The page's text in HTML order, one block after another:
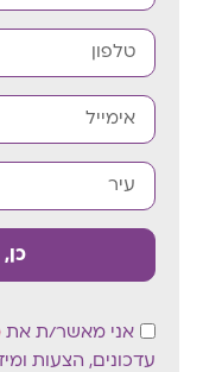
אני מאשר/ת את
עדכונים, הצעות